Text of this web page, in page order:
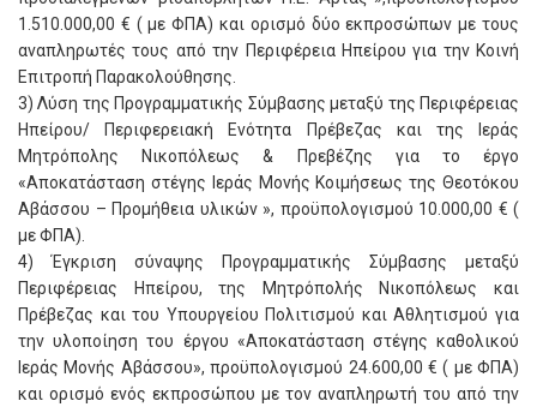
1.510.000,00 € ( με ΦΠΑ) και ορισμό δύο εκπροσώπων με τους
αναπληρωτές τους από την Περιφέρεια Ηπείρου για την Κοινή
Επιτροπή Παρακολούθησης.
3) Λύση της Προγραμματικής Σύμβασης μεταξύ της Περιφέρειας
Ηπείρου/ Περιφερειακή Ενότητα Πρέβεζας και της Ιεράς
Μητρόπολης Νικοπόλεως & Πρεβέζης για το έργο
«Αποκατάσταση στέγης Ιεράς Μονής Κοιμήσεως της Θεοτόκου
Αβάσσου – Προμήθεια υλικών », προϋπολογισμού 10.000,00 € (
με ΦΠΑ).
4) Έγκριση σύναψης Προγραμματικής Σύμβασης μεταξύ
Περιφέρειας Ηπείρου, της Μητρόπολής Νικοπόλεως και
Πρέβεζας και του Υπουργείου Πολιτισμού και Αθλητισμού για
την υλοποίηση του έργου «Αποκατάσταση στέγης καθολικού
Ιεράς Μονής Αβάσσου», προϋπολογισμού 24.600,00 € ( με ΦΠΑ)
και ορισμό ενός εκπροσώπου με τον αναπληρωτή του από την